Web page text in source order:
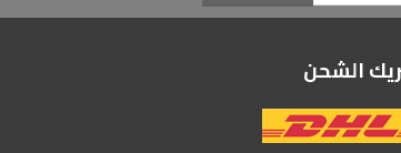
الشحن